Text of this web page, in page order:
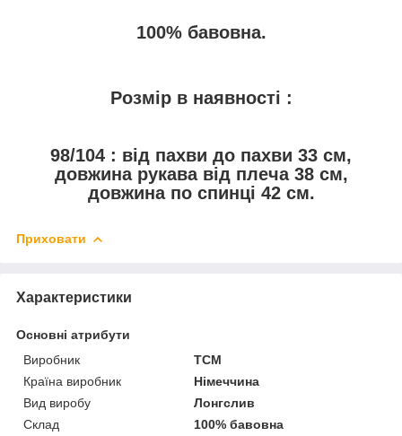
100% бавовна.
Розмір в наявності :
98/104 : від пахви до пахви 33 см,
довжина рукава від плеча 38 см,
довжина по спинці 42 см.
Приховати
Характеристики
Основні атрибути
Виробник
ТСМ
Країна виробник
Німеччина
Вид виробу
Лонгслив
Склад
100% бавовна